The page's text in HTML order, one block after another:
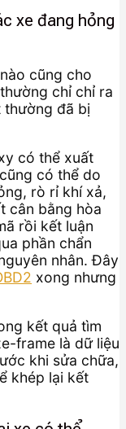
xe đang hỏng
cũng cho
chỉ chỉ ra
thường đã bị
có thể xuất
có thể do
rò rỉ khí xả,
cân bằng hòa
rồi kết luận
phần chẩn
nhân. Đây
xong nhưng
kết quả tìm
frame là dữ liệu
khi sửa chữa,
khép lại kết